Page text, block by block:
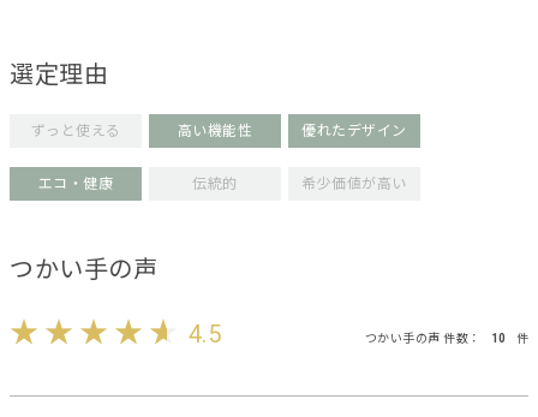
選定理由
ずっと使える 高い機能性 優れたデザイン
エコ・健康 伝統的 希少価値が高い
つかい手の声
4.5 つかい手の声 件数： 10 件